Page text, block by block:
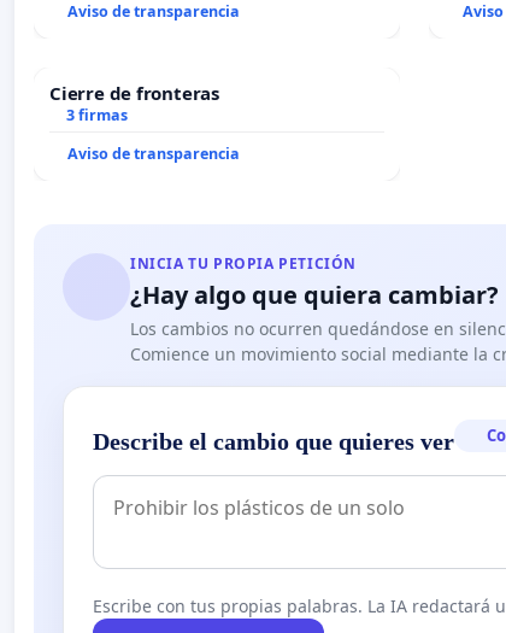
Aviso de transparencia
Cierre de fronteras
3 firmas
Aviso de transparencia
INICIA TU PROPIA PETICIÓN
¿Hay algo que quiera cambiar?
Los cambios no ocurren quedándose en
Comience un movimiento social mediante la
Describe el cambio que quieres ver
Escribe con tus propias palabras. La IA redactará